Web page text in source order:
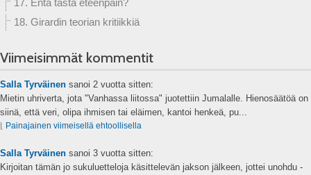
17. Entä tästä eteenpäin?
18. Girardin teorian kritiikkiä
Viimeisimmät kommentit
Salla Tyrväinen sanoi 2 vuotta sitten:
Mietin uhriverta, jota "Vanhassa liitossa" juotettiin Jumalalle. Hienosäätöä on
siinä, että veri, olipa ihmisen tai eläimen, kantoi henkeä, pu...
Painajainen viimeisellä ehtoollisella
Salla Tyrväinen sanoi 3 vuotta sitten:
Kirjoitan tämän jo sukuluetteloja käsittelevän jakson jälkeen, jottei unohdu -